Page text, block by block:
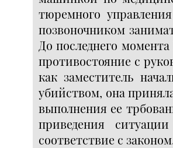
тюремного
позвоночником
До последнего
противостояние с
как заместитель
убийством, она
выполнения ее
приведения
соответствие с